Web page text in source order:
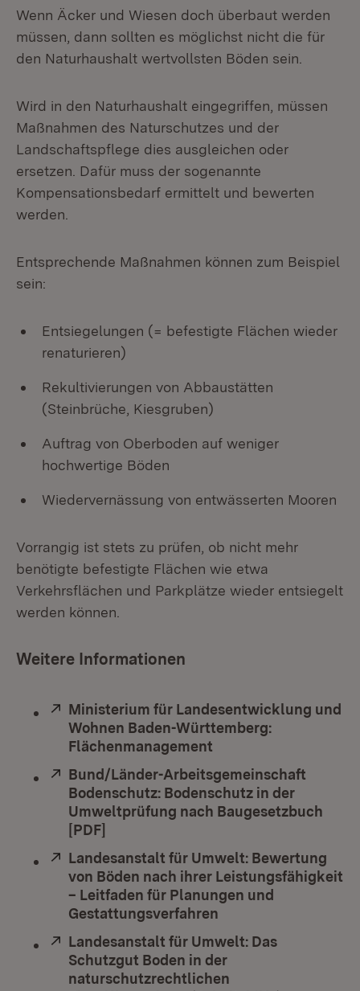
Wenn Äcker und Wiesen doch überbaut werden
müssen, dann sollten es möglichst nicht die für
den Naturhaushalt wertvollsten Böden sein.
Wird in den Naturhaushalt eingegriffen, müssen
Maßnahmen des Naturschutzes und der
Landschaftspflege dies ausgleichen oder
ersetzen. Dafür muss der sogenannte
Kompensationsbedarf ermittelt und bewerten
werden.
Entsprechende Maßnahmen können zum Beispiel
sein:
Entsiegelungen (= befestigte Flächen wieder
renaturieren)
Rekultivierungen von Abbaustätten
(Steinbrüche, Kiesgruben)
Auftrag von Oberboden auf weniger
hochwertige Böden
Wiedervernässung von entwässerten Mooren
Vorrangig ist stets zu prüfen, ob nicht mehr
benötigte befestigte Flächen wie etwa
Verkehrsflächen und Parkplätze wieder entsiegelt
werden können.
Weitere Informationen
Extern:
Ministerium für Landesentwicklung und
Wohnen Baden-Württemberg:
Flächenmanagement
Extern:
Bund/Länder-Arbeitsgemeinschaft
Bodenschutz: Bodenschutz in der
Umweltprüfung nach Baugesetzbuch
[PDF]
Extern:
Landesanstalt für Umwelt: Bewertung
von Böden nach ihrer Leistungsfähigkeit
– Leitfaden für Planungen und
Gestattungsverfahren
Extern:
Landesanstalt für Umwelt: Das
Schutzgut Boden in der
naturschutzrechtlichen